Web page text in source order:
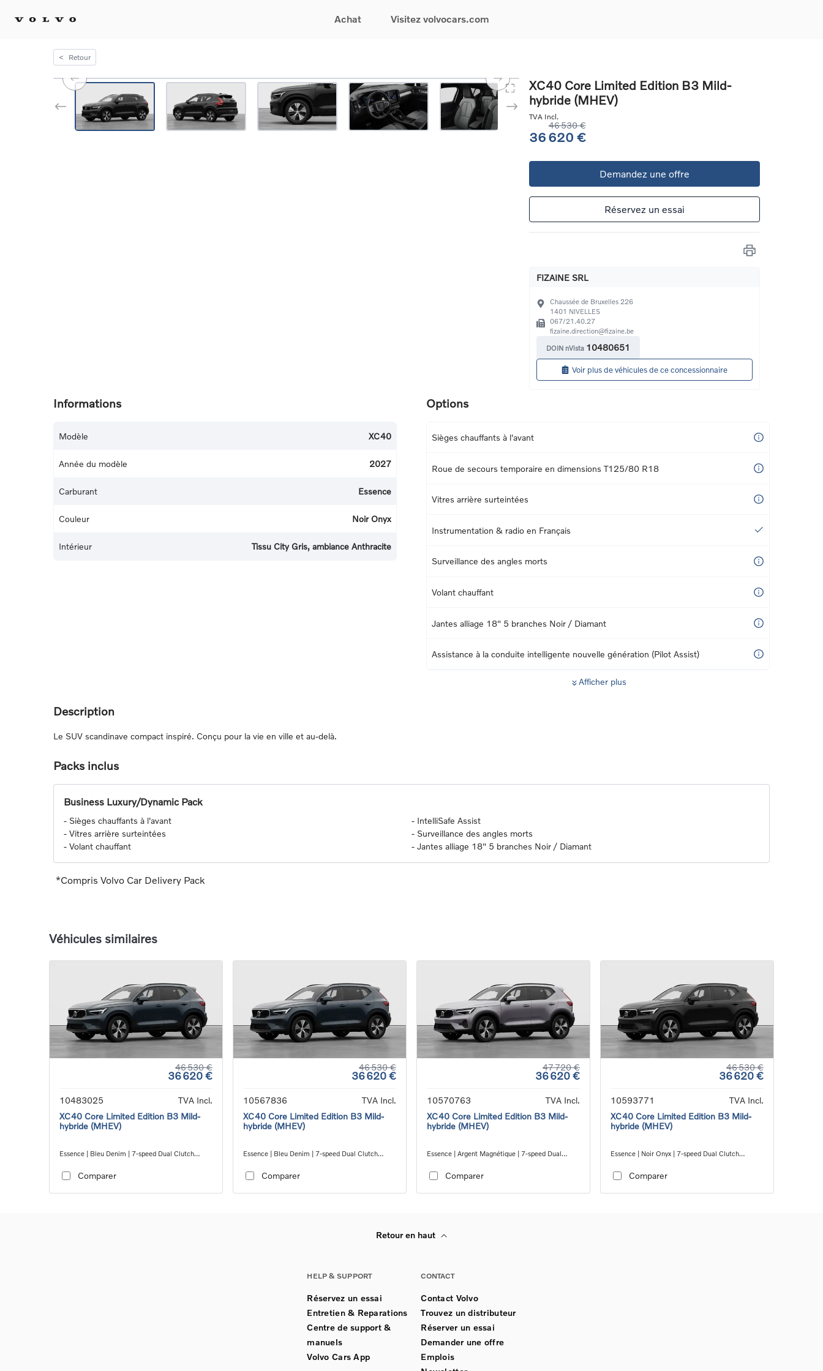
Achat
EX30
EX40
EC40
Voitures électriques
Voitures hybrides
rechargeables
Visitez volvocars.com
Configurez votre voiture
Offres du moment
Voitures d'occasion
Financement
Assurances
Réservez un essai
Entretien & Réparations
Reprise de votre voiture
Service de dépannage
Trouver un distributeur
< Retour
XC40 Core Limited Edition B3 Mild-
hybride (MHEV)
TVA Incl.
46 530 €
36 620 €
Demandez une offre
Réservez un essai
FIZAINE SRL
Chaussée de Bruxelles 226
1401 NIVELLES
067/21.40.27
fizaine.direction@fizaine.be
DOIN nVista 10480651
Voir plus de véhicules de ce concessionnaire
Informations
Modèle XC40
Année du modèle 2027
Carburant Essence
Couleur Noir Onyx
Intérieur Tissu City Gris, ambiance Anthracite
Options
Sièges chauffants à l'avant
Roue de secours temporaire en dimensions T125/80 R18
Vitres arrière surteintées
Instrumentation & radio en Français
Surveillance des angles morts
Volant chauffant
Jantes alliage 18" 5 branches Noir / Diamant
Assistance à la conduite intelligente nouvelle génération (Pilot Assist)
Afficher plus
Description
Le SUV scandinave compact inspiré. Conçu pour la vie en ville et au-delà.
Packs inclus
Business Luxury/Dynamic Pack
- Sièges chauffants à l'avant - IntelliSafe Assist
- Vitres arrière surteintées - Surveillance des angles morts
- Volant chauffant - Jantes alliage 18" 5 branches Noir / Diamant
*Compris Volvo Car Delivery Pack
Véhicules similaires
46 530 €
36 620 €
10483025
TVA Incl.
XC40 Core Limited Edition B3 Mild-
hybride (MHEV)
Essence | Bleu Denim | 7-speed Dual Clutch
Comparer
46 530 €
36 620 €
10567836
TVA Incl.
XC40 Core Limited Edition B3 Mild-
hybride (MHEV)
Essence | Bleu Denim | 7-speed Dual Clutch
Comparer
47 720 €
36 620 €
10570763
TVA Incl.
XC40 Core Limited Edition B3 Mild-
hybride (MHEV)
Essence | Argent Magnétique | 7-speed Dual
Comparer
46 530 €
36 620 €
10593771
TVA Incl.
XC40 Core Limited Edition B3 Mild-
hybride (MHEV)
Essence | Noir Onyx | 7-speed Dual Clutch
Comparer
Retour en haut
HELP & SUPPORT
Réservez un essai
Entretien & Reparations
Centre de support &
manuels
Volvo Cars App
CONTACT
Contact Volvo
Trouvez un distributeur
Réserver un essai
Demander une offre
Emplois